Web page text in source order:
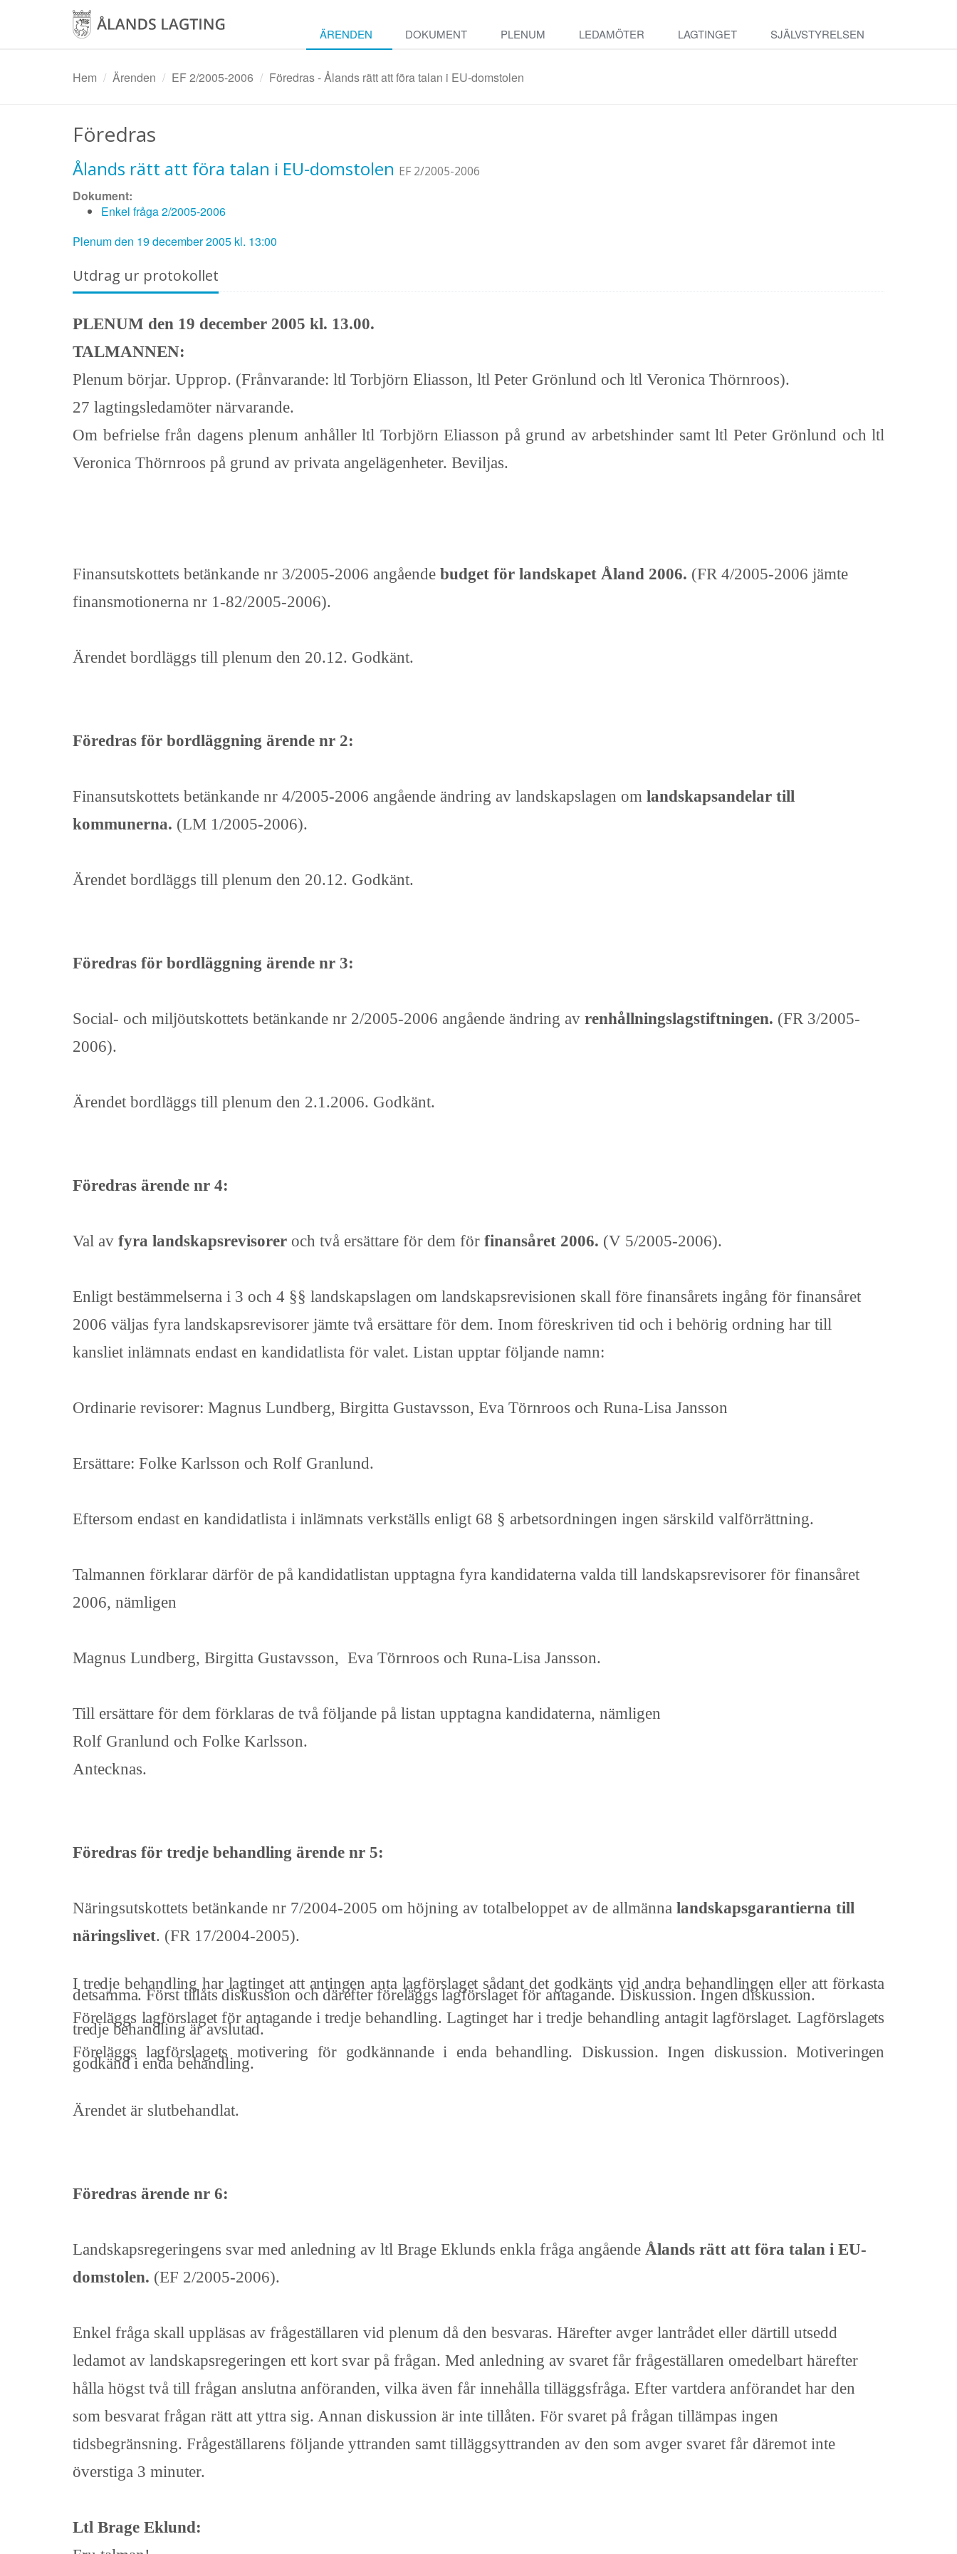
ÄRENDEN DOKUMENT PLENUM LEDAMÖTER LAGTINGET SJÄLVSTYRELSEN
Hem Ärenden EF 2/2005-2006 Föredras - Ålands rätt att föra talan i EU-domstolen
Föredras
Ålands rätt att föra talan i EU-domstolen EF 2/2005-2006
Dokument:
Enkel fråga 2/2005-2006
Plenum den 19 december 2005 kl. 13:00
Utdrag ur protokollet
PLENUM den 19 december 2005 kl. 13.00.
TALMANNEN:
Plenum börjar. Upprop. (Frånvarande: ltl Torbjörn Eliasson, ltl Peter Grönlund och ltl Veronica Thörnroos).
27 lagtingsledamöter närvarande.
Om befrielse från dagens plenum anhåller ltl Torbjörn Eliasson på grund av arbetshinder samt ltl Peter Grönlund och ltl
Veronica Thörnroos på grund av privata angelägenheter. Beviljas.
Finansutskottets betänkande nr 3/2005-2006 angående budget för landskapet Åland 2006. (FR 4/2005-2006 jämte
finansmotionerna nr 1-82/2005-2006).
Ärendet bordläggs till plenum den 20.12. Godkänt.
Föredras för bordläggning ärende nr 2:
Finansutskottets betänkande nr 4/2005-2006 angående ändring av landskapslagen om landskapsandelar till
kommunerna. (LM 1/2005-2006).
Ärendet bordläggs till plenum den 20.12. Godkänt.
Föredras för bordläggning ärende nr 3:
Social- och miljöutskottets betänkande nr 2/2005-2006 angående ändring av renhållningslagstiftningen. (FR 3/2005-
2006).
Ärendet bordläggs till plenum den 2.1.2006. Godkänt.
Föredras ärende nr 4:
Val av fyra landskapsrevisorer och två ersättare för dem för finansåret 2006. (V 5/2005-2006).
Enligt bestämmelserna i 3 och 4 §§ landskapslagen om landskapsrevisionen skall före finansårets ingång för finansåret
2006 väljas fyra landskapsrevisorer jämte två ersättare för dem. Inom föreskriven tid och i behörig ordning har till
kansliet inlämnats endast en kandidatlista för valet. Listan upptar följande namn:
Ordinarie revisorer: Magnus Lundberg, Birgitta Gustavsson, Eva Törnroos och Runa-Lisa Jansson
Ersättare: Folke Karlsson och Rolf Granlund.
Eftersom endast en kandidatlista i inlämnats verkställs enligt 68 § arbetsordningen ingen särskild valförrättning.
Talmannen förklarar därför de på kandidatlistan upptagna fyra kandidaterna valda till landskapsrevisorer för finansåret
2006, nämligen
Magnus Lundberg, Birgitta Gustavsson, Eva Törnroos och Runa-Lisa Jansson.
Till ersättare för dem förklaras de två följande på listan upptagna kandidaterna, nämligen
Rolf Granlund och Folke Karlsson.
Antecknas.
Föredras för tredje behandling ärende nr 5:
Näringsutskottets betänkande nr 7/2004-2005 om höjning av totalbeloppet av de allmänna landskapsgarantierna till
näringslivet. (FR 17/2004-2005).
I tredje behandling har lagtinget att antingen anta lagförslaget sådant det godkänts vid andra behandlingen eller att förkasta
detsamma. Först tillåts diskussion och därefter föreläggs lag­förslaget för antagande. Diskussion. Ingen diskussion.
Föreläggs lagförslaget för antagande i tredje behandling. Lag­tinget har i tredje behandling antagit lagförslaget. Lagförslagets
tredje behandling är avslutad.
Föreläggs lagförslagets motivering för godkännande i enda be­handling. Diskussion. Ingen diskussion. Motiveringen
godkänd i enda behandling.
Ärendet är slutbehandlat.
Föredras ärende nr 6:
Landskapsregeringens svar med anledning av ltl Brage Eklunds enkla fråga angående Ålands rätt att föra talan i EU-
domstolen. (EF 2/2005-2006).
Enkel fråga skall uppläsas av frågeställaren vid plenum då den besvaras. Härefter avger lantrådet eller därtill utsedd
ledamot av landskapsregeringen ett kort svar på frågan. Med anledning av svaret får frågeställaren omedelbart härefter
hålla högst två till frågan anslutna anföranden, vilka även får innehålla tilläggsfråga. Efter vartdera anförandet har den
som besvarat frågan rätt att yttra sig. Annan diskussion är inte tillåten. För svaret på frågan tillämpas ingen
tidsbegränsning. Frågeställarens följande yttranden samt tilläggsyttranden av den som avger svaret får däremot inte
överstiga 3 minuter.
Ltl Brage Eklund: